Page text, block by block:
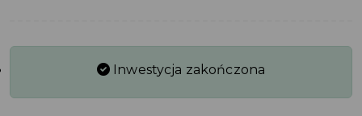
Inwestycja zakończona